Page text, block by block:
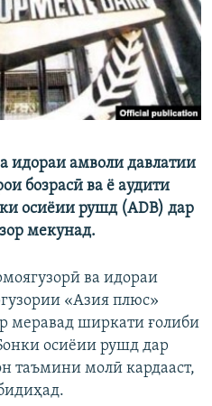
идораи амволи давлатии
бозрасӣ ва ё аудити
осиёии рушд (ADB) дар
мекунад.
ва идораи
«Азия плюс»
меравад ширкати ғолиби
осиёии рушд дар
таъмини молӣ кардааст,